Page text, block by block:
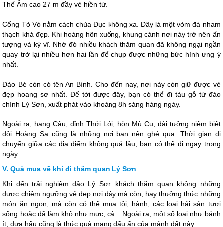
Thế Âm cao 27 m đầy vẻ hiền từ.
Cổng Tò Vò nằm cách chùa Đục không xa. Đây là một vòm đá nham
thạch khá đẹp. Khi hoàng hôn xuống, khung cảnh nơi này trở nên ấn
tượng và kỳ vĩ. Nhờ đó nhiều khách thăm quan đã không ngại ngần
quay trở lại nhiều hơn hai lần để chụp được những bức hình ưng ý
nhất.
Đảo Bé còn có tên An Bình. Cho đến nay, nơi này còn giữ được vẻ
đẹp hoang sơ nhất. Để tới được đây, bạn có thể đi tàu gỗ từ đảo
chính Lý Sơn, xuất phát vào khoảng 8h sáng hàng ngày.
Ngoài ra, hang Câu, đỉnh Thới Lới, hòn Mù Cu, đài tưởng niệm biệt
đội Hoàng Sa cũng là những nơi bạn nên ghé qua. Thời gian di
chuyển giữa các địa điểm không quá lâu, bạn có thể đi ngay trong
ngày.
Quà mua về khi đi thăm quan Lý Sơn
Khi đến trải nghiệmđảo Lý Sơn khách thăm quan không những
được chiêm ngưỡng vẻ đẹp nơi đây mà còn, hay thưởng thức những
món ăn ngon, mà còn có thể mua tỏi, hành, các loại hải sản tươi
sống hoặc đã làm khô như mực, cá... Ngoài ra, một số loại như bánh
ít, dưa hấu cũng là thức quà mang dấu ấn của mảnh đất này.